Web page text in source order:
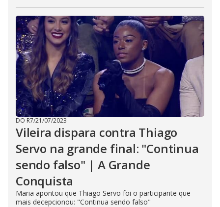
DO R7/21/07/2023
Vileira dispara contra Thiago
Servo na grande final: "Continua
sendo falso" | A Grande
Conquista
Maria apontou que Thiago Servo foi o participante que
mais decepcionou: "Continua sendo falso"